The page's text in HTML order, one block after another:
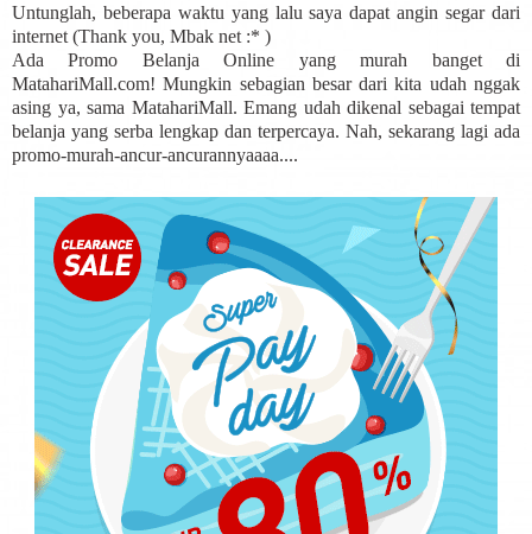
Untunglah, beberapa waktu yang lalu saya dapat angin segar dari
internet (Thank you, Mbak net :* )
Ada Promo Belanja Online yang murah banget di
MatahariMall.com! Mungkin sebagian besar dari kita udah nggak
asing ya, sama MatahariMall. Emang udah dikenal sebagai tempat
belanja yang serba lengkap dan terpercaya. Nah, sekarang lagi ada
promo-murah-ancur-ancurannyaaaa....